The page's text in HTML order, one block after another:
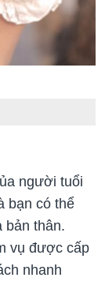
người tuổi
bạn có thể
bản thân.
vụ được cấp
nhanh